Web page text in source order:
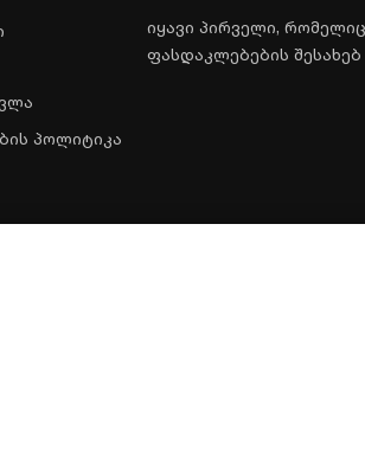
პოლიტიკა
იყავი პირველი,
ფასდაკლებების